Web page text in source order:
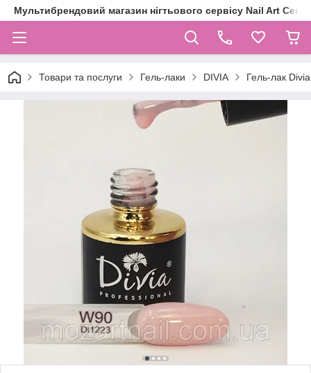
Мультибрендовий магазин нігтьового сервісу Nail Art
Товари та послуги Гель-лаки DIVIA Гель-лак